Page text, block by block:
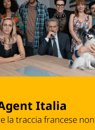
Italia
la traccia francese